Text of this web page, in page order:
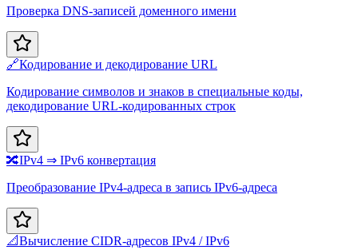
Проверка DNS-записей доменного имени
🔗Кодирование и декодирование URL
Кодирование символов и знаков в специальные коды,
декодирование URL-кодированных строк
🔀IPv4 ⇒ IPv6 конвертация
Преобразование IPv4-адреса в запись IPv6-адреса
📐Вычисление CIDR-адресов IPv4 / IPv6